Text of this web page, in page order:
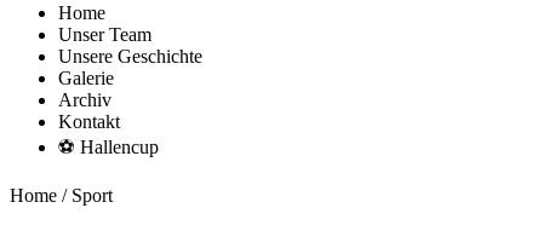
Home
Unser Team
Unsere Geschichte
Galerie
Archiv
Kontakt
⚽ Hallencup
Home / Sport